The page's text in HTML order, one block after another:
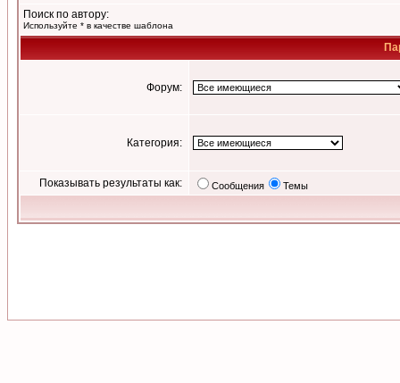
Поиск по автору:
Используйте * в качестве шаблона
Форум:
Категория:
Показывать результаты как: Сообщения Темы